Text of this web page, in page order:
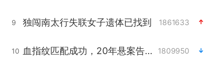
9 独闯南太行失联女子遗体已找到 1861633
10 血指纹匹配成功，20年悬案告破！凶手被执行死刑 1809950